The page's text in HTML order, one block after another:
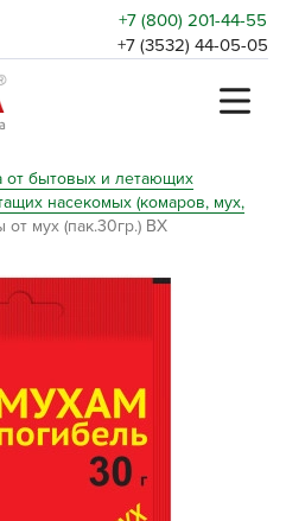
+7 (800) 201-44-55
+7 (3532) 44-05-05
от бытовых и летающих
насекомых (комаров, мух,
от мух (пак.30гр.) ВХ